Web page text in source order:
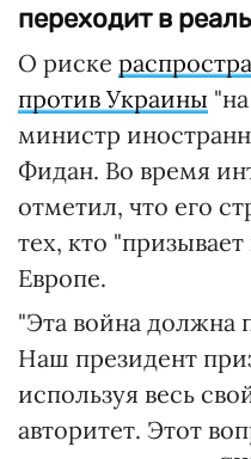
переходит в
О риске
против Украины
министр
Фидан. Во время
отметил, что его
тех, кто
Европе.
"Эта война должна
Наш президент
используя весь
авторитет. Этот